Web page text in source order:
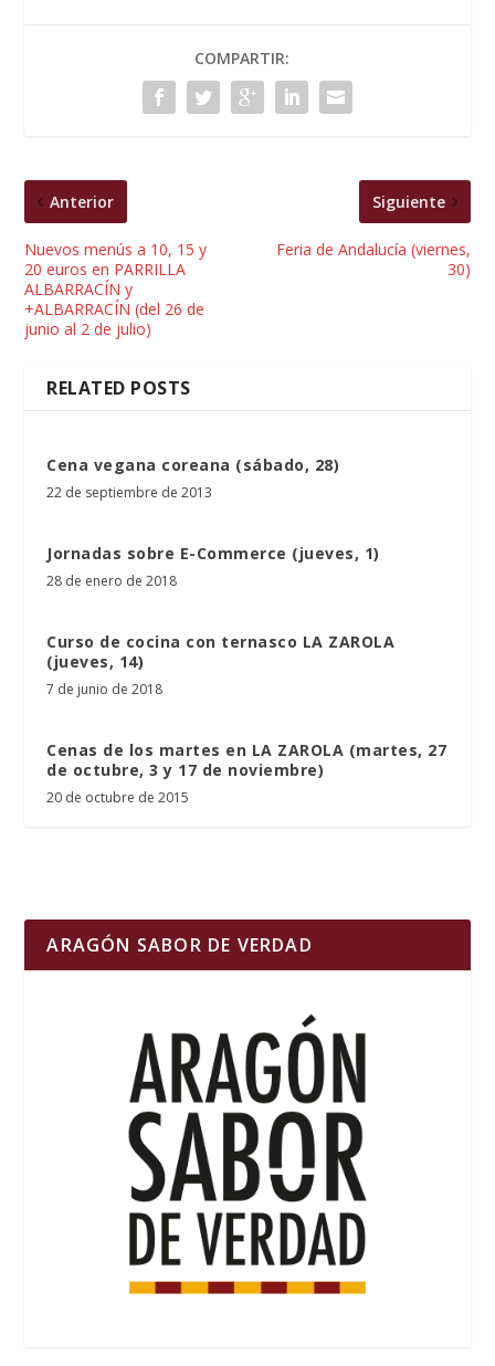
COMPARTIR:
Anterior
Nuevos menús a 10, 15 y
20 euros en PARRILLA
ALBARRACÍN y
+ALBARRACÍN (del 26 de
junio al 2 de julio)
Siguiente
Feria de Andalucía (viernes,
30)
RELATED POSTS
Cena vegana coreana (sábado, 28)
22 de septiembre de 2013
Jornadas sobre E-Commerce (jueves, 1)
28 de enero de 2018
Curso de cocina con ternasco LA ZAROLA
(jueves, 14)
7 de junio de 2018
Cenas de los martes en LA ZAROLA (martes, 27
de octubre, 3 y 17 de noviembre)
20 de octubre de 2015
ARAGÓN SABOR DE VERDAD